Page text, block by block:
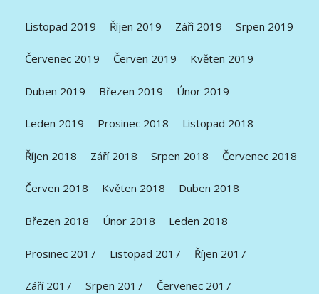
Listopad 2019 Říjen 2019 Září 2019 Srpen 2019
Červenec 2019 Červen 2019 Květen 2019
Duben 2019 Březen 2019 Únor 2019
Leden 2019 Prosinec 2018 Listopad 2018
Říjen 2018 Září 2018 Srpen 2018 Červenec 2018
Červen 2018 Květen 2018 Duben 2018
Březen 2018 Únor 2018 Leden 2018
Prosinec 2017 Listopad 2017 Říjen 2017
Září 2017 Srpen 2017 Červenec 2017